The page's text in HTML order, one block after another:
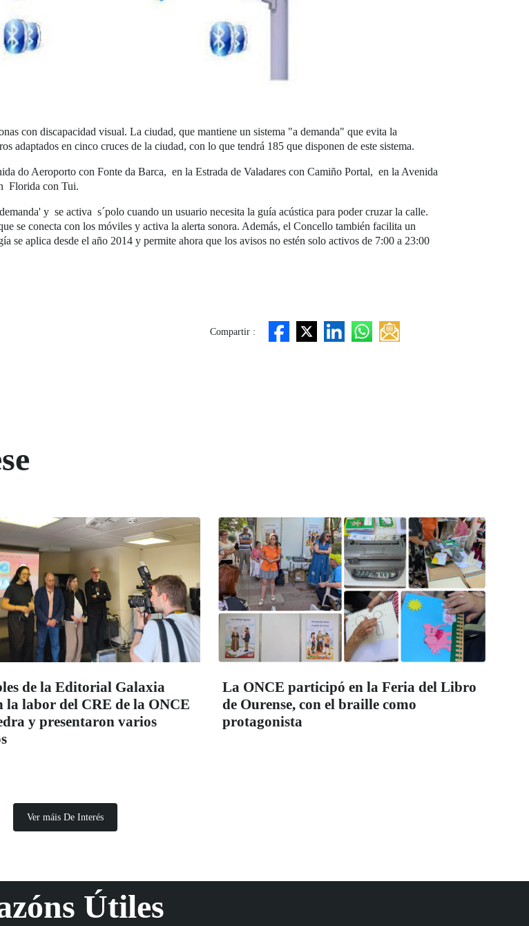
con discapacidad visual. La ciudad, que mantiene un sistema "a demanda" que evita la
adaptados en cinco cruces de la ciudad, con lo que tendrá 185 que disponen de este sistema.
do Aeroporto con Fonte da Barca, en la Estrada de Valadares con Camiño Portal, en la Avenida
Florida con Tui.
y se activa s´polo cuando un usuario necesita la guía acústica para poder cruzar la calle.
se conecta con los móviles y activa la alerta sonora. Además, el Concello también facilita un
se aplica desde el año 2014 y permite ahora que los avisos no estén solo activos de 7:00 a 23:00
Compartir :
de la Editorial Galaxia
la labor del CRE de la ONCE
y presentaron varios
La ONCE participó en la Feria del Libro
de Ourense, con el braille como
protagonista
Ver máis De Interés
Útiles